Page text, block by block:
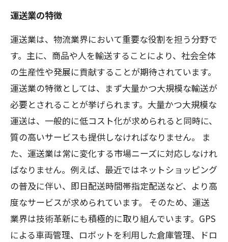
運送業の特徴
運送業は、物流業界において重要な役割を担う分野で
す。主に、商品や人を輸送することにより、社会全体
の生産性や発展に貢献することが期待されています。
運送業の特徴としては、まず大量かつ大規模な輸送が
必要とされることが挙げられます。大量かつ大規模な
運送は、一般的に低コスト化が求められると同時に、
質の高いサービスも提供しなければなりません。 ま
た、運送業は常に変化する市場ニーズに対応しなけれ
ばなりません。例えば、最近ではネットショッピング
の普及に伴い、即日配送時間帯指定配送など、より高
度なサービスが求められています。 そのため、運送
業界は技術革新にも積極的に取り組んでいます。GPS
による車両管理、ロボットを利用した倉庫管理、ドロ